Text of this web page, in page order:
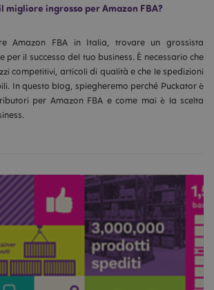
migliore ingrosso per Amazon FBA?
Amazon FBA in Italia, trovare un grossista
per il successo del tuo business. È necessario che
competitivi, articoli di qualità e che le spedizioni
In questo blog, spiegheremo perché Puckator è
per Amazon FBA e come mai è la scelta